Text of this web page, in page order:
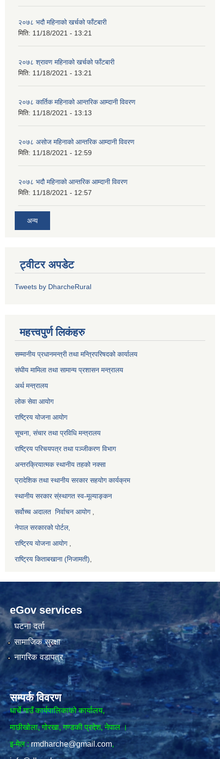
२०७८ भदौ महिनाको खर्चको फाँटबारी
मिति: 11/18/2021 - 13:21
२०७८ श्रावण महिनाको खर्चको फाँटबारी
मिति: 11/18/2021 - 13:21
२०७८ कार्तिक महिनाको आन्तरिक आम्दानी विवरण
मिति: 11/18/2021 - 13:13
२०७८ असोज महिनाको आन्तरिक आम्दानी विवरण
मिति: 11/18/2021 - 12:59
२०७८ भदौ महिनाको आन्तरिक आम्दानी विवरण
मिति: 11/18/2021 - 12:57
अन्य
ट्वीटर अपडेट
Tweets by DharcheRural
महत्त्वपुर्ण लिकंहरु
सम्मानीय प्रधानमन्त्री तथा मन्त्रिपरिषदको कार्यालय
संघीय मामिला तथा सामान्य प्रशासन मन्त्रालय
अर्थ मन्त्रालय
लोक सेवा आयोग
राष्ट्रिय योजना आयोग
सूचना, संचार तथा प्रविधि मन्त्रालय
राष्ट्रिय परिचयपत्र तथा पञ्जीकरण विभाग
अन्तरक्रियात्मक स्थानीय तहको नक्सा
प्रादेशिक तथा स्थानीय सरकार सहयोग कार्यक्रम
स्थानीय सरकार स्ंस्थागत स्व-मूल्याङ्कन
सर्वोच्च अदालत निर्वाचन आयोग,
नेपाल सरकारको पोर्टल,
राष्ट्रिय योजना आयोग,
राष्ट्रिय किताबखाना (निजामती)
eGov services
घटना दर्ता
सामाजिक सुरक्षा
नागरिक वडापत्र
सम्पर्क विवरण
धार्चे गाउँ कार्यपालिकाको कार्यालय,
माछीखोला, गोरखा, गण्डकी प्रदेश, नेपाल ।
इ-मेल : rmdharche@gmail.com,